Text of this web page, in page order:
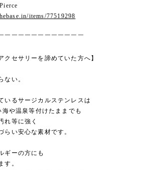
items/77519298
￣￣￣￣￣￣￣￣￣￣￣￣
クセサリーを諦めていた方へ】
ない。
いるサージカルステンレスは
や温泉等付けたままでも
れ等に強く
らい安心な素材です。
ギーの方にも
す。